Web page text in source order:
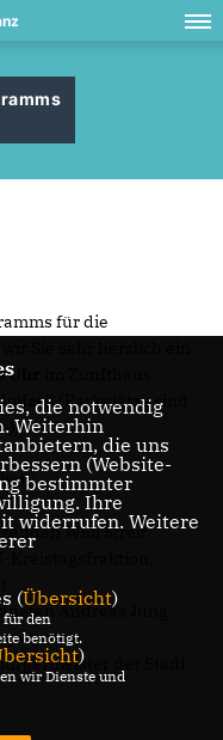
für die
Uhr
(Parkplätze sind
Willi Streit
Kreistagsfraktion,
Andreas Jung
der Stadt
die notwendig
Weiterhin
die uns
(Website-
bestimmter
Ihre
widerrufen. Weitere
(Übersicht)
den
benötigt.
)
wir Dienste und